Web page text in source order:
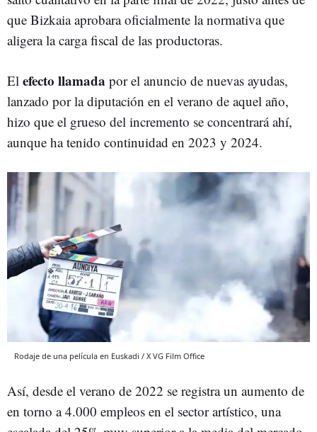
que Bizkaia aprobara oficialmente la normativa que
aligera la carga fiscal de las productoras.
El efecto llamada por el anuncio de nuevas ayudas,
lanzado por la diputación en el verano de aquel año,
hizo que el grueso del incremento se concentrará ahí,
aunque ha tenido continuidad en 2023 y 2024.
Rodaje de una película en Euskadi / X VG Film Office
Así, desde el verano de 2022 se registra un aumento de
en torno a 4.000 empleos en el sector artístico, una